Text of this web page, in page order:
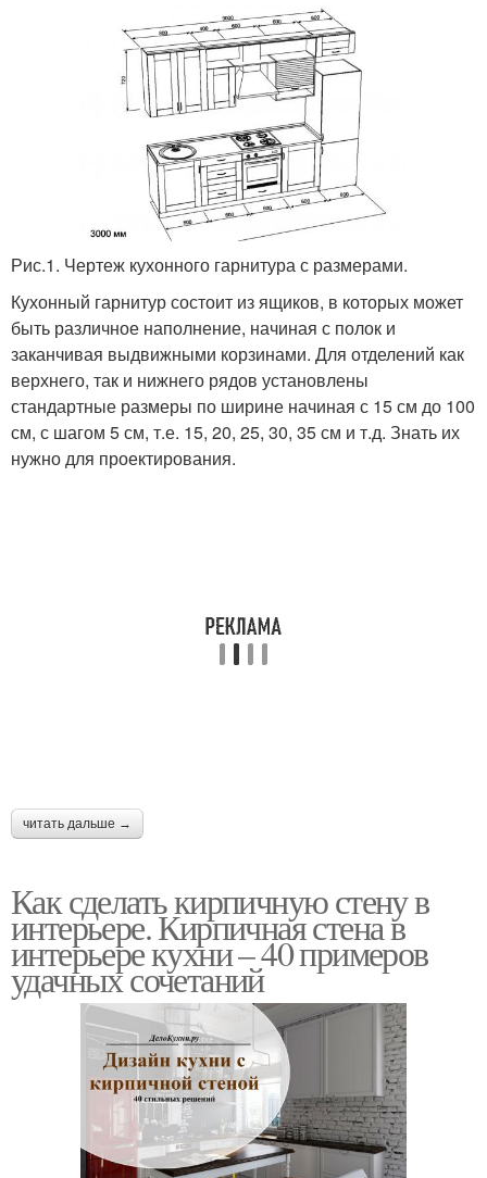
Рис.1. Чертеж кухонного гарнитура с размерами.
Кухонный гарнитур состоит из ящиков, в которых может
быть различное наполнение, начиная с полок и
заканчивая выдвижными корзинами. Для отделений как
верхнего, так и нижнего рядов установлены
стандартные размеры по ширине начиная с 15 см до 100
см, с шагом 5 см, т.е. 15, 20, 25, 30, 35 см и т.д. Знать их
нужно для проектирования.
читать дальше →
Как сделать кирпичную стену в
интерьере. Кирпичная стена в
интерьере кухни – 40 примеров
удачных сочетаний